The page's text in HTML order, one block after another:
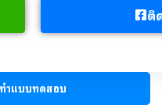
ติ
ทำแบบทดสอบ